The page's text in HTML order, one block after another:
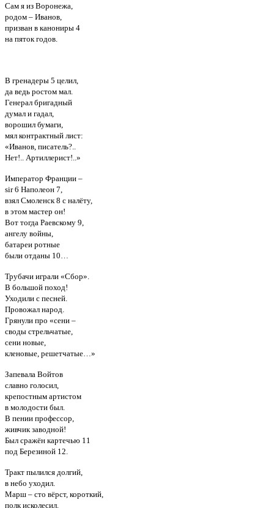
Сам я из Воронежа,
родом – Иванов,
призван в канониры 4
на пяток годов.
В гренадеры 5 целил,
да ведь ростом мал.
Генерал бригадный
думал и гадал,
ворошил бумаги,
мял контрактный лист:
«Иванов, писатель?..
Нет!.. Артиллерист!..»
Император Франции –
sir 6 Наполеон 7,
взял Смоленск 8 с налёту,
в этом мастер он!
Вот тогда Раевскому 9,
ангелу войны,
батареи ротные
были отданы 10…
Трубачи играли «Сбор».
В большой поход!
Уходили с песней.
Провожал народ.
Грянули про «сени –
своды стрельчатые,
сени новые,
кленовые, решетчатые…»
Запевала Войтов
славно голосил,
крепостным артистом
в молодости был.
В пении профессор,
живчик заводной!
Был сражён картечью 11
под Березиной 12.
Тракт пылился долгий,
в небо уходил.
Марш – сто вёрст, короткий,
полк исколесил.